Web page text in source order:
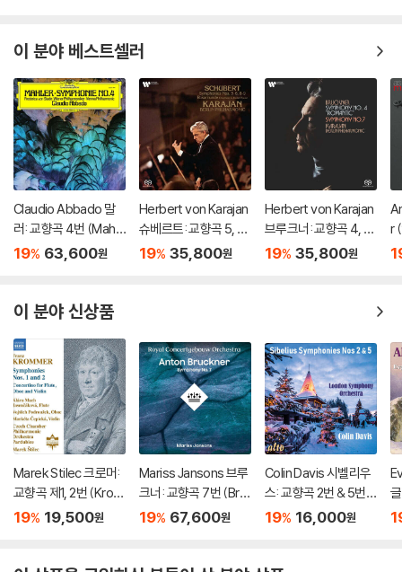
이 분야 베스트셀러
Claudio Abbado 말
러: 교향곡 4번 (Mahle
r: Symphony No. 4)
19% 63,600원
Herbert von Karajan
슈베르트: 교향곡 5, 6,
8, 9번 (Schubert: Sy
19% 35,800원
Herbert von Karajan
브루크너: 교향곡 4, 7
번 (Bruckner: Syms
19% 35,800원
r
이 분야 신상품
Marek Stilec 크로머:
교향곡 제1, 2번 (Krom
mer: Orchestral Wor
19% 19,500원
Mariss Jansons 브루
크너: 교향곡 7번 (Bru
ckner: Symphony N
19% 67,600원
Colin Davis 시벨리우
스: 교향곡 2번 & 5번
(Sibelius: Symphoni
19% 16,000원